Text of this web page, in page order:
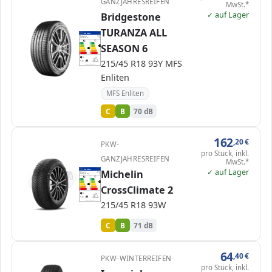
ENERG
Bridgestone 26733
215/45 R18 93Y C1
C C C
70 dB B
Bridgestone
TURANZA ALL
SEASON 6
215/45 R18 93Y MFS
Enliten
MFS Enliten
C B 70 dB
MwSt.*
✓ auf Lager
ENERG 1120535
Michelin 243763
215/45 R18 93W C1
A
B
C C
D
E
A
B B
C
D
E
71 dB
PKW-
GANZJAHRESREIFEN
Michelin
CrossClimate 2
215/45 R18 93W
C B 71 dB
162,20€
pro Stück, inkl.
MwSt.*
✓ auf Lager
PKW-WINTERREIFEN 64,40€
pro Stück, inkl.